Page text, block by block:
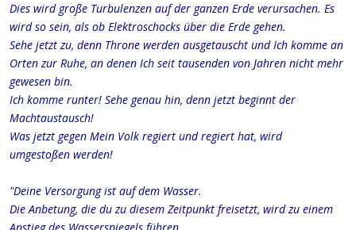
Dies wird große Turbulenzen auf der ganzen Erde verursachen. Es
wird so sein, als ob Elektroschocks über die Erde gehen.
Sehe jetzt zu, denn Throne werden ausgetauscht und Ich komme an
Orten zur Ruhe, an denen Ich seit tausenden von Jahren nicht mehr
gewesen bin.
Ich komme runter! Sehe genau hin, denn jetzt beginnt der
Machtaustausch!
Was jetzt gegen Mein Volk regiert und regiert hat, wird
umgestoßen werden!
"Deine Versorgung ist auf dem Wasser.
Die Anbetung, die du zu diesem Zeitpunkt freisetzt, wird zu einem